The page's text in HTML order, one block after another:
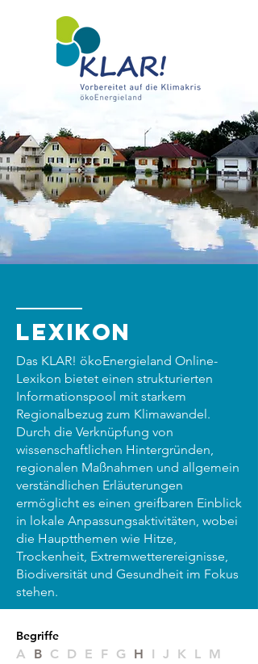
Lexikon
Das KLAR! ökoEnergieland Online-
Lexikon bietet einen strukturierten
Informationspool mit starkem
Regionalbezug zum Klimawandel.
Durch die Verknüpfung von
wissenschaftlichen Hintergründen,
regionalen Maßnahmen und allgemein
verständlichen Erläuterungen
ermöglicht es einen greifbaren Einblick
in lokale Anpassungsaktivitäten, wobei
die Hauptthemen wie Hitze,
Trockenheit, Extremwetterereignisse,
Biodiversität und Gesundheit im Fokus
stehen.
Begriffe
A B C D E F G H I J K L M